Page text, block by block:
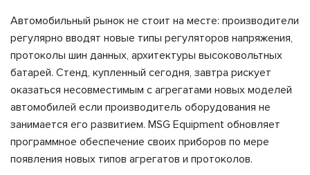
Автомобильный рынок не стоит на месте: производители
регулярно вводят новые типы регуляторов напряжения,
протоколы шин данных, архитектуры высоковольтных
батарей. Стенд, купленный сегодня, завтра рискует
оказаться несовместимым с агрегатами новых моделей
автомобилей если производитель оборудования не
занимается его развитием. MSG Equipment обновляет
программное обеспечение своих приборов по мере
появления новых типов агрегатов и протоколов.